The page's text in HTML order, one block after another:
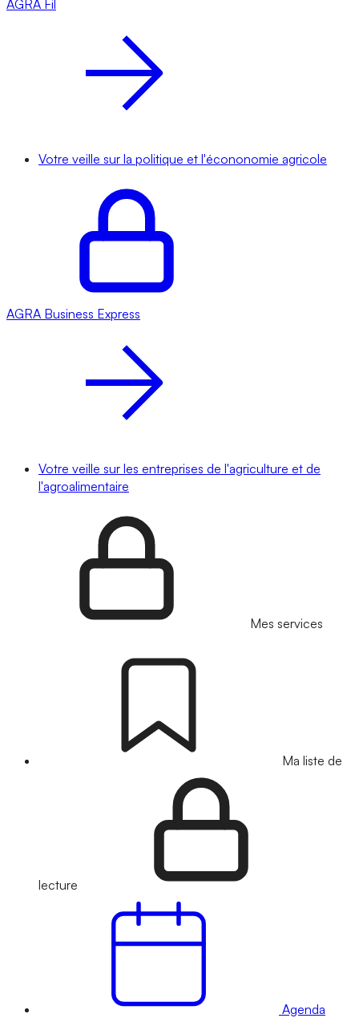
AGRA Fil
Votre veille sur la politique et l'écononomie agricole
AGRA Business Express
Votre veille sur les entreprises de l'agriculture et de
l'agroalimentaire
Mes services
Ma liste de
lecture
Agenda